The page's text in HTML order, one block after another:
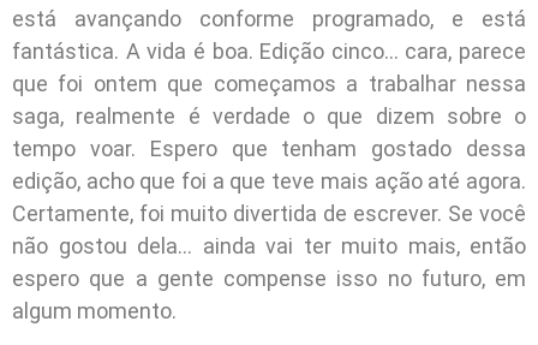
está avançando conforme programado, e está
fantástica. A vida é boa. Edição cinco… cara, parece
que foi ontem que começamos a trabalhar nessa
saga, realmente é verdade o que dizem sobre o
tempo voar. Espero que tenham gostado dessa
edição, acho que foi a que teve mais ação até agora.
Certamente, foi muito divertida de escrever. Se você
não gostou dela… ainda vai ter muito mais, então
espero que a gente compense isso no futuro, em
algum momento.